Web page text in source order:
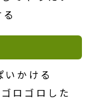
かける
ゴロした